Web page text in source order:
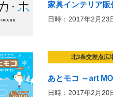
家具インテリア
日時：2017年2月23
北3条交差点広
あとモコ ～art
日時：2017年2月20